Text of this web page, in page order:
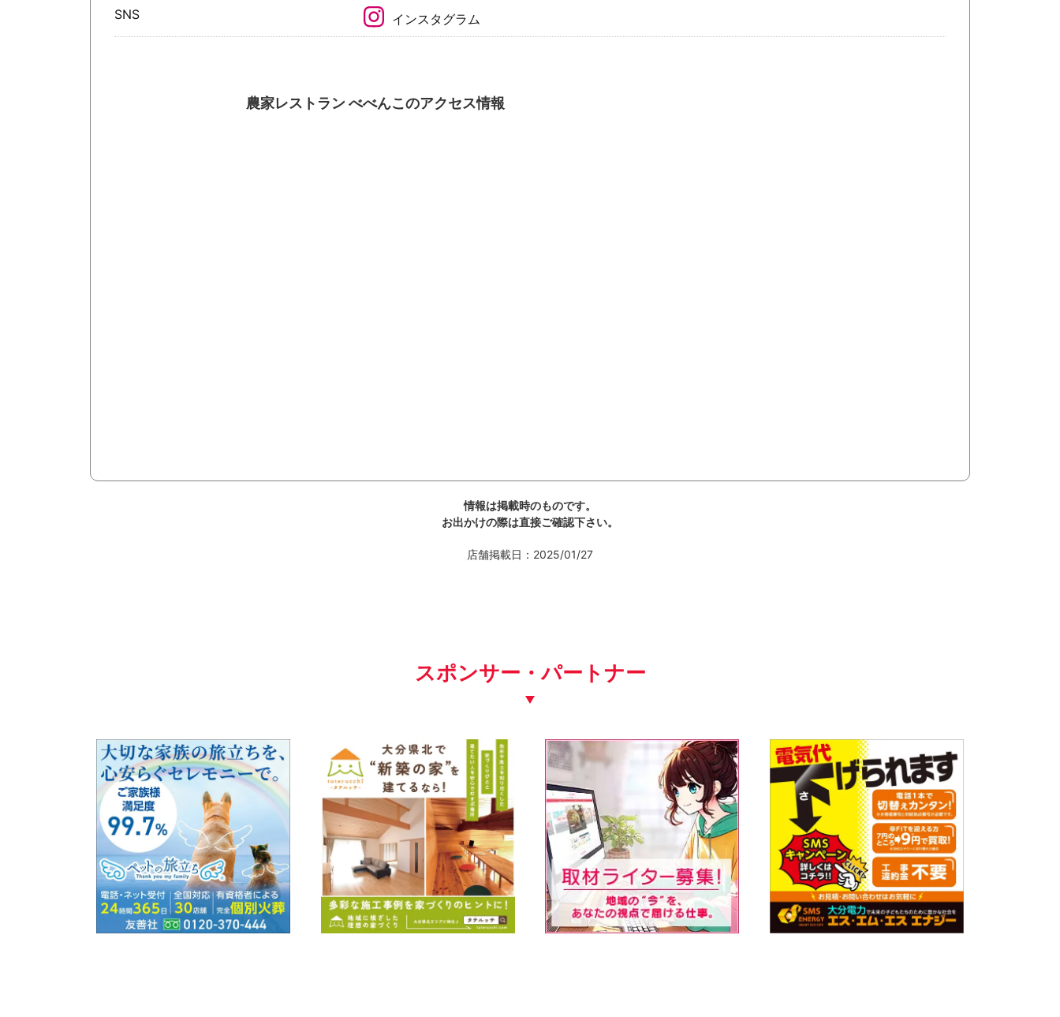
SNS インスタグラム
農家レストラン べべんこのアクセス情報
情報は掲載時のものです。
お出かけの際は直接ご確認下さい。
店舗掲載日：2025/01/27
スポンサー・パートナー